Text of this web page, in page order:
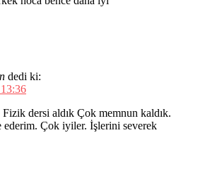
dedi ki:
dersi aldık Çok memnun kaldık.
Çok iyiler. İşlerini severek